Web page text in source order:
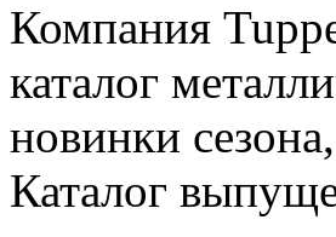
Компания
каталог
новинки
Каталог